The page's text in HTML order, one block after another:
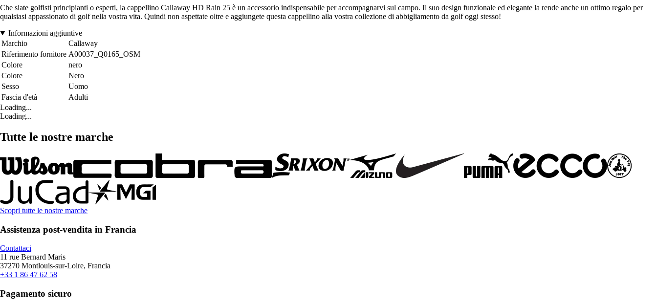
Che siate golfisti principianti o esperti, la cappellino Callaway HD Rain 25 è un accessorio indispensabile per accompagnarvi sul campo. Il suo design funzionale ed elegante la rende anche un ottimo regalo per
qualsiasi appassionato di golf nella vostra vita. Quindi non aspettate oltre e aggiungete questa cappellino alla vostra collezione di abbigliamento da golf oggi stesso!
Informazioni aggiuntive
Marchio
Callaway
Riferimento fornitore A00037_Q0165_OSM
Colore
nero
Colore
Nero
Sesso
Uomo
Fascia d'età
Adulti
Loading...
Loading...
Tutte le nostre marche
Scopri tutte le nostre marche
Assistenza post-vendita in Francia
Contattaci
11 rue Bernard Maris
37270 Montlouis-sur-Loire, Francia
+33 1 86 47 62 58
Pagamento sicuro